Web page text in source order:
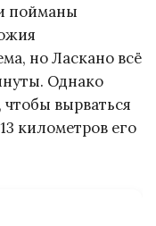
пойманы
но Ласкано всё
Однако
чтобы вырваться
километров его